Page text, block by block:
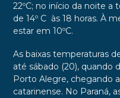
22ºC; no início da noite a
de 14º C às 18 horas. À
estar em 10ºC.
As baixas temperaturas
até sábado (20), quando
Porto Alegre, chegando a
catarinense. No Paraná,